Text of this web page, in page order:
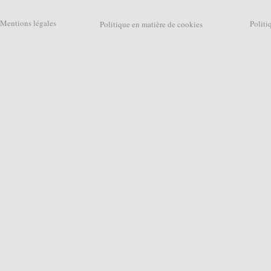
Politique en matière de cookies
Mentions légales